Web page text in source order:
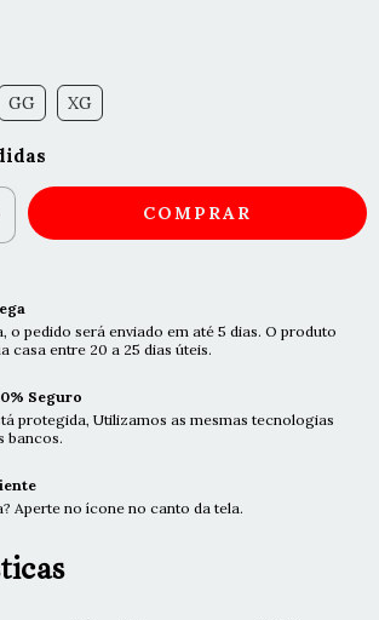
GG XG
o pedido será enviado em até 5 dias. O produto
casa entre 20 a 25 dias úteis.
Seguro
protegida, Utilizamos as mesmas tecnologias
bancos.
Aperte no ícone no canto da tela.